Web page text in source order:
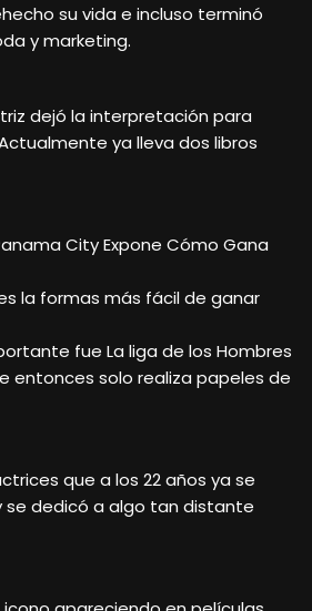
su vida e incluso terminó
y marketing.
dejó la interpretación para
ya lleva dos libros
City Expone Cómo Gana
la formas más fácil de ganar
fue La liga de los Hombres
entonces solo realiza papeles de
que a los 22 años ya se
se dedicó a algo tan distante